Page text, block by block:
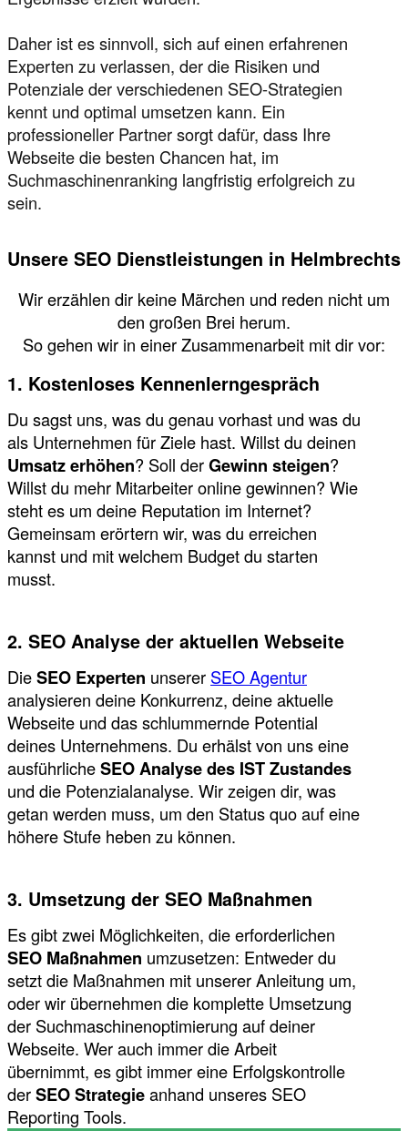
Daher ist es sinnvoll, sich auf einen erfahrenen
Experten zu verlassen, der die Risiken und
Potenziale der verschiedenen SEO-Strategien
kennt und optimal umsetzen kann. Ein
professioneller Partner sorgt dafür, dass Ihre
Webseite die besten Chancen hat, im
Suchmaschinenranking langfristig erfolgreich zu
sein.
Unsere SEO Dienstleistungen in Helmbrechts
Wir erzählen dir keine Märchen und reden nicht um
den großen Brei herum.
So gehen wir in einer Zusammenarbeit mit dir vor:
1. Kostenloses Kennenlerngespräch
Du sagst uns, was du genau vorhast und was du
als Unternehmen für Ziele hast. Willst du deinen
Umsatz erhöhen? Soll derGewinn steigen?
Willst du mehr Mitarbeiter online gewinnen? Wie
steht es um deine Reputation im Internet?
Gemeinsam erörtern wir, was du erreichen
kannst und mit welchem Budget du starten
musst.
2. SEO Analyse der aktuellen Webseite
DieSEO Experten unserer SEO Agentur
analysieren deine Konkurrenz, deine aktuelle
Webseite und das schlummernde Potential
deines Unternehmens. Du erhälst von uns eine
ausführlicheSEO Analyse des IST Zustandes
und die Potenzialanalyse. Wir zeigen dir, was
getan werden muss, um den Status quo auf eine
höhere Stufe heben zu können.
3. Umsetzung der SEO Maßnahmen
Es gibt zwei Möglichkeiten, die erforderlichen
SEO Maßnahmen umzusetzen: Entweder du
setzt die Maßnahmen mit unserer Anleitung um,
oder wir übernehmen die komplette Umsetzung
der Suchmaschinenoptimierung auf deiner
Webseite. Wer auch immer die Arbeit
übernimmt, es gibt immer eine Erfolgskontrolle
derSEO Strategieanhand unseres SEO
Reporting Tools.